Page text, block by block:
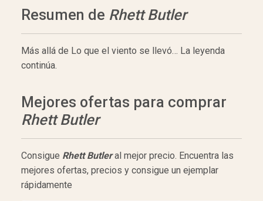
Resumen de Rhett Butler
Más allá de Lo que el viento se llevó… La leyenda
continúa.
Mejores ofertas para comprar
Rhett Butler
Consigue Rhett Butleral mejor precio. Encuentra las
mejores ofertas, precios y consigue un ejemplar
rápidamente